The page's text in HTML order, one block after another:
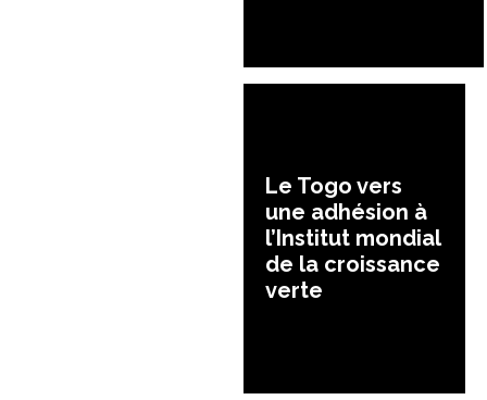
Le Togo vers
une adhésion à
l’Institut mondial
de la croissance
verte